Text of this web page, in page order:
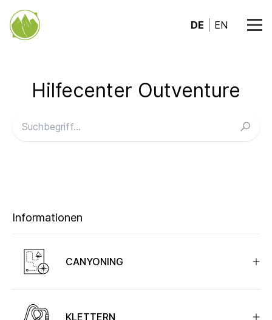
DE EN
Hilfecenter Outventure
Informationen
CANYONING
KLETTERN